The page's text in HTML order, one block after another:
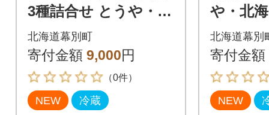
3種詰合せ とうや・玉
ねぎ・リーキ各1kg
《秋出荷先行予約》[5
3691408]
北海道幕別町
寄付金額 9,000円
（0件）
NEW 冷蔵
や・北
ねぎ・
《秋出
3691410]
北海道幕別
寄付金額
NEW